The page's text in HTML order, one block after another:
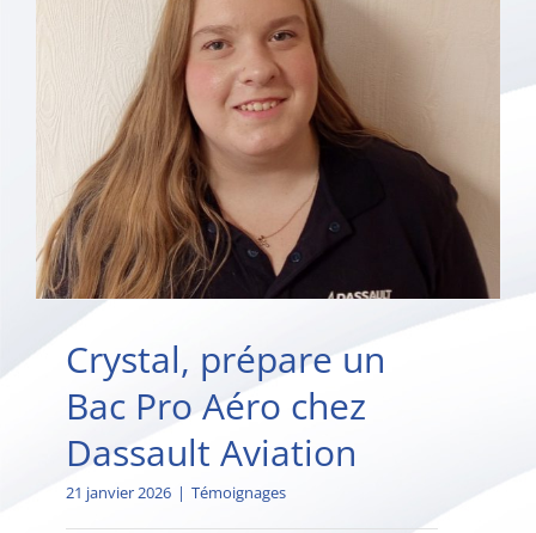
Crystal, prépare un
Bac Pro Aéro chez
Dassault Aviation
21 janvier 2026 | Témoignages